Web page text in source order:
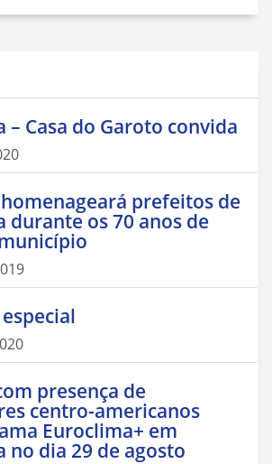
Casa do Garoto convida
prefeitos de
durante os 70 anos de
presença de
centro-americanos
Euroclima+ em
no dia 29 de agosto